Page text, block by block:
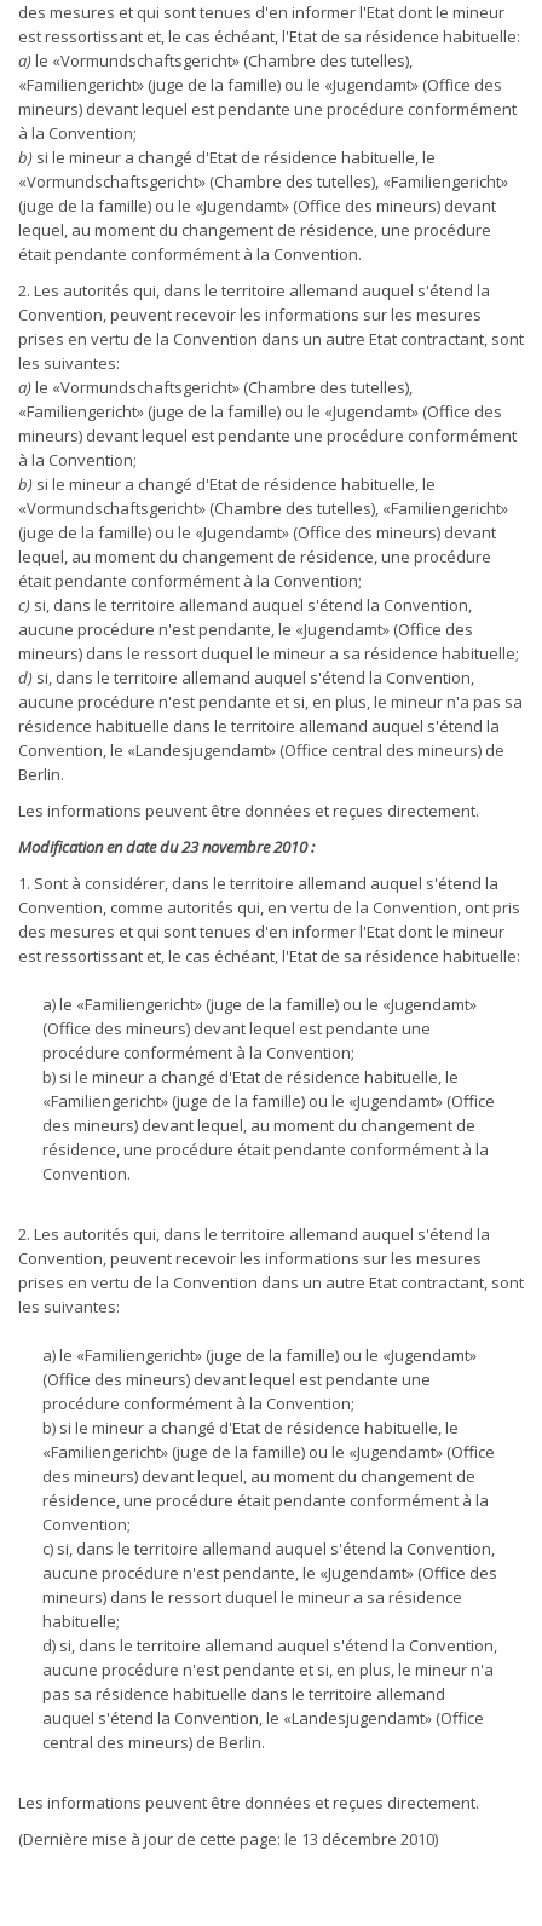
des mesures et qui sont tenues d'en informer l'Etat dont le mineur
est ressortissant et, le cas échéant, l'Etat de sa résidence habituelle:
a)le «Vormundschaftsgericht» (Chambre des tutelles),
«Familiengericht» (juge de la famille) ou le «Jugendamt» (Office des
mineurs) devant lequel est pendante une procédure conformément
à la Convention;
b) si le mineur a changé d'Etat de résidence habituelle, le
«Vormundschaftsgericht» (Chambre des tutelles), «Familiengericht»
(juge de la famille) ou le «Jugendamt» (Office des mineurs) devant
lequel, au moment du changement de résidence, une procédure
était pendante conformément à la Convention.
2. Les autorités qui, dans le territoire allemand auquel s'étend la
Convention, peuvent recevoir les informations sur les mesures
prises en vertu de la Convention dans un autre Etat contractant, sont
les suivantes:
a)le «Vormundschaftsgericht» (Chambre des tutelles),
«Familiengericht» (juge de la famille) ou le «Jugendamt» (Office des
mineurs) devant lequel est pendante une procédure conformément
à la Convention;
b) si le mineur a changé d'Etat de résidence habituelle, le
«Vormundschaftsgericht» (Chambre des tutelles), «Familiengericht»
(juge de la famille) ou le «Jugendamt» (Office des mineurs) devant
lequel, au moment du changement de résidence, une procédure
était pendante conformément à la Convention;
c) si, dans le territoire allemand auquel s'étend la Convention,
aucune procédure n'est pendante, le «Jugendamt» (Office des
mineurs) dans le ressort duquel le mineur a sa résidence habituelle;
d) si, dans le territoire allemand auquel s'étend la Convention,
aucune procédure n'est pendante et si, en plus, le mineur n'a pas sa
résidence habituelle dans le territoire allemand auquel s'étend la
Convention, le «Landesjugendamt» (Office central des mineurs) de
Berlin.
Les informations peuvent être données et reçues directement.
Modification en date du 23 novembre 2010 :
1. Sont à considérer, dans le territoire allemand auquel s'étend la
Convention, comme autorités qui, en vertu de la Convention, ont pris
des mesures et qui sont tenues d'en informer l'Etat dont le mineur
est ressortissant et, le cas échéant, l'Etat de sa résidence habituelle:
a) le «Familiengericht» (juge de la famille) ou le «Jugendamt»
(Office des mineurs) devant lequel est pendante une
procédure conformément à la Convention;
b) si le mineur a changé d'Etat de résidence habituelle, le
«Familiengericht» (juge de la famille) ou le «Jugendamt» (Office
des mineurs) devant lequel, au moment du changement de
résidence, une procédure était pendante conformément à la
Convention.
2. Les autorités qui, dans le territoire allemand auquel s'étend la
Convention, peuvent recevoir les informations sur les mesures
prises en vertu de la Convention dans un autre Etat contractant, sont
les suivantes:
a) le «Familiengericht» (juge de la famille) ou le «Jugendamt»
(Office des mineurs) devant lequel est pendante une
procédure conformément à la Convention;
b) si le mineur a changé d'Etat de résidence habituelle, le
«Familiengericht» (juge de la famille) ou le «Jugendamt» (Office
des mineurs) devant lequel, au moment du changement de
résidence, une procédure était pendante conformément à la
Convention;
c) si, dans le territoire allemand auquel s'étend la Convention,
aucune procédure n'est pendante, le «Jugendamt» (Office des
mineurs) dans le ressort duquel le mineur a sa résidence
habituelle;
d) si, dans le territoire allemand auquel s'étend la Convention,
aucune procédure n'est pendante et si, en plus, le mineur n'a
pas sa résidence habituelle dans le territoire allemand
auquel s'étend la Convention, le «Landesjugendamt» (Office
central des mineurs) de Berlin.
Les informations peuvent être données et reçues directement.
(Dernière mise à jour de cette page: le 13 décembre 2010)